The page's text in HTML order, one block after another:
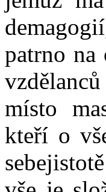
patrno na
místo
kteří o